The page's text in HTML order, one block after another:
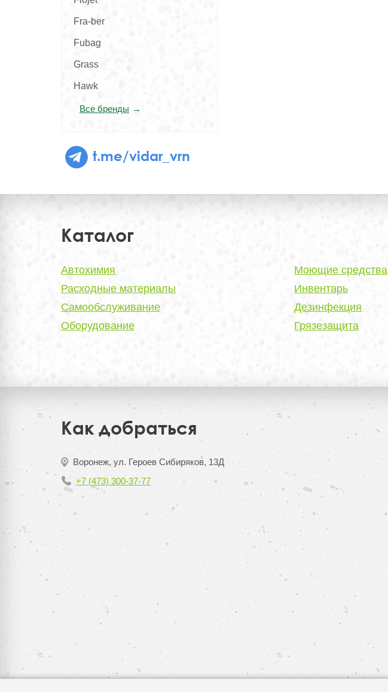
Fra-ber
Fubag
Grass
Hawk
Все бренды
t.me/vidar_vrn
Каталог
Автохимия
Расходные материалы
Самообслуживание
Оборудование
Моющие средства
Инвентарь
Дезинфекция
Грязезащита
Как добраться
Воронеж, ул. Героев Сибиряков, 13Д
+7 (473) 300-37-77